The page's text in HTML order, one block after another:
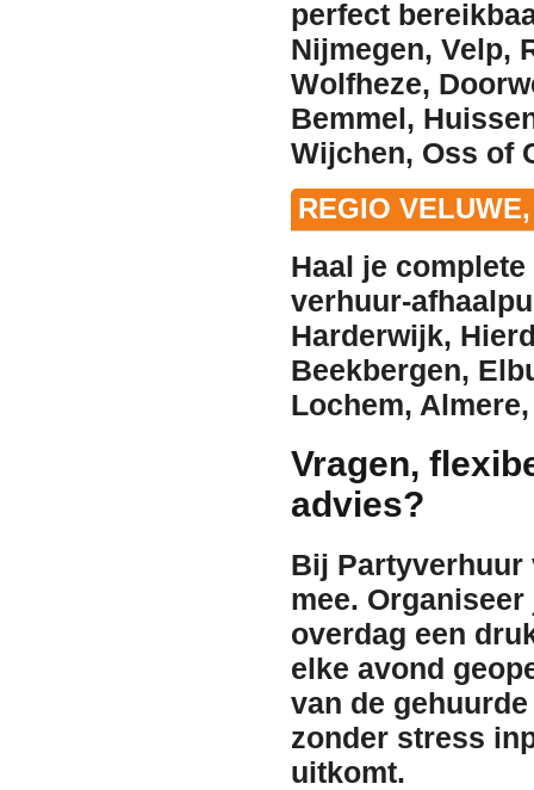
perfect
Nijmegen, Velp,
Wolfheze,
Bemmel,
Wijchen, Oss of
REGIO
Haal je
verhuur-
Harderwijk,
Beekbergen,
Lochem, Almere
Vragen,
advies?
Bij Partyverhuur
mee.
overdag een
elke avond
van de
zonder stress
uitkomt.